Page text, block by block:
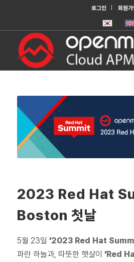
로그인 회원가
2023 Red Hat
Boston 첫날
5월 23일 ‘2023 Red Hat
파란 하늘과, 따뜻한 햇살이 ‘Red